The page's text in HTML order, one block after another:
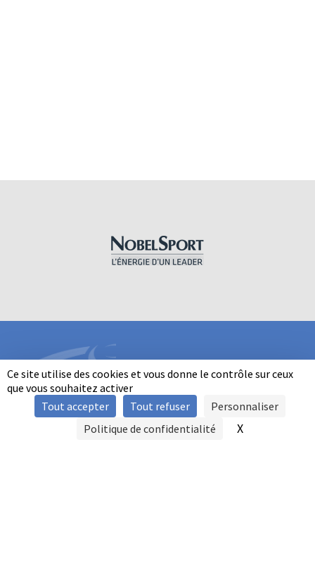
Ce site utilise des cookies et vous donne le contrôle sur ceux
que vous souhaitez activer
Tout accepter
Tout refuser
Personnaliser
Politique de confidentialité
X
INFORMATIONS
SIGNALER UNE VIOLENCE